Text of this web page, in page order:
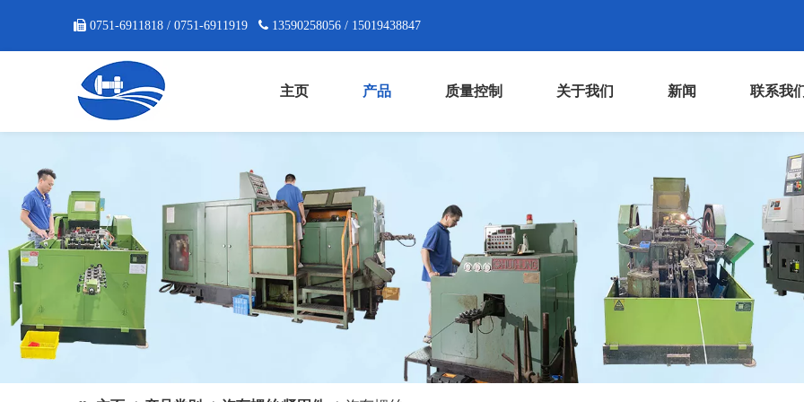
 0751-6911818 / 0751-6911919  13590258056 / 15019438847
主页 产品 质量控制 关于我们 新闻 联系我